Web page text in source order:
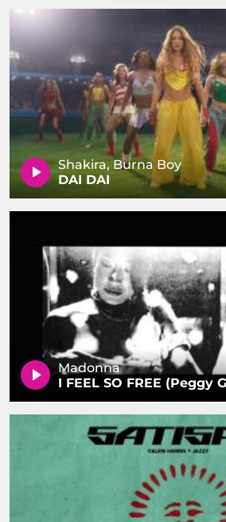
Shakira, Burna Boy
DAI DAI
Madonna
I FEEL SO FREE (Peggy